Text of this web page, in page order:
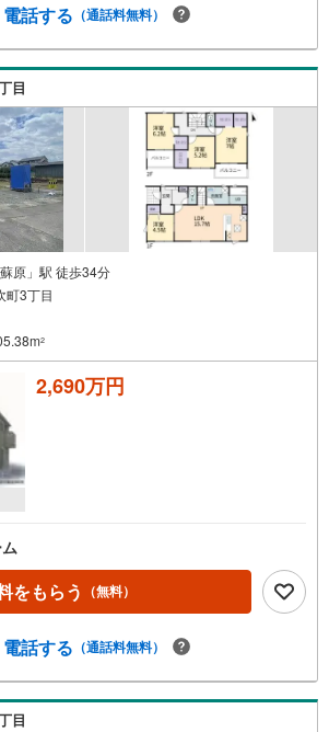
ーンのご相談について■□■□物件選びの前にロ
がお応え致します。スタッフ一同、お客様の
全力でサポートさせて頂きます。お気軽にお
！
電話する （通話料無料）
目
原」駅 徒歩34分
町3丁目
2
2,690万円
をもらう （無料）
電話する （通話料無料）
目